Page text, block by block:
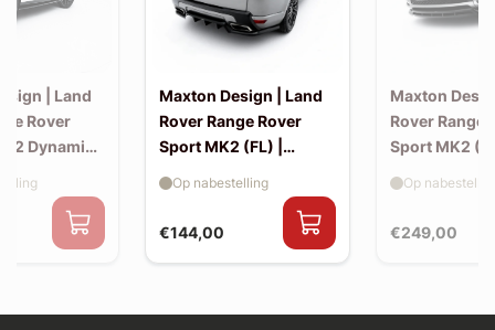
| Land
Rover
Dynamic |
Maxton Design | Land
Rover Range Rover
Sport MK2 (FL) |
€144,00
Op nabestelling
Maxton
Rover Range
Sport MK2
€249,00
Op